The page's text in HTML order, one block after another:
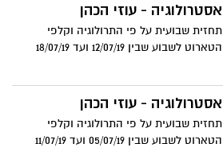
אסטרולוגיה - עוזי הכהן
תחזית שבועית על פי התרולוגיה וקלפי
הטארוט לשבוע שבין 12/07/19 ועד 18/07/19
אסטרולוגיה - עוזי הכהן
תחזית שבועית על פי התרולוגיה וקלפי
הטארוט לשבוע שבין 05/07/19 ועד 11/07/19